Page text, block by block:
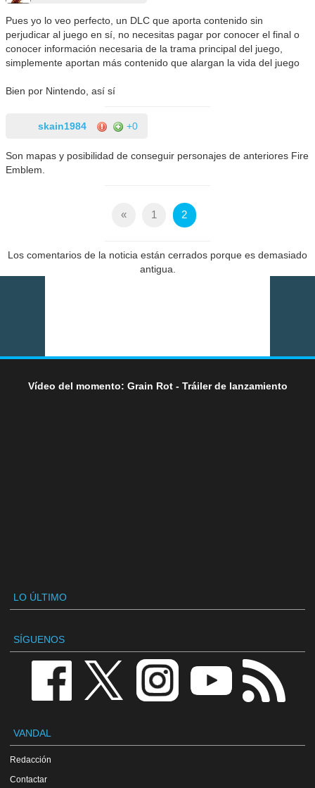
Pues yo lo veo perfecto, un DLC que aporta contenido sin
perjudicar al juego en sí, no necesitas pagar por conocer el final o
conocer información necesaria de la trama principal del juego,
simplemente aportan más contenido que alargan la vida del juego
Bien por Nintendo, así sí
skain1984 +0
Son mapas y posibilidad de conseguir personajes de anteriores Fire
Emblem.
« 1 2
Los comentarios de la noticia están cerrados porque es demasiado
antigua.
Vídeo del momento: Grain Rot - Tráiler de lanzamiento
LO ÚLTIMO
SÍGUENOS
VANDAL
Redacción
Contactar